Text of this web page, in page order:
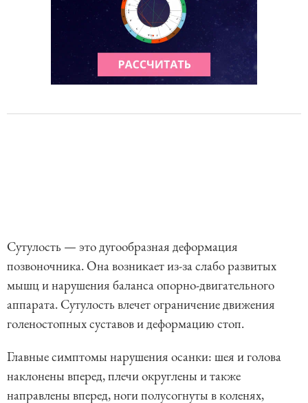
Сутулость — это дугообразная деформация
позвоночника. Она возникает из-за слабо развитых
мышц и нарушения баланса опорно-двигательного
аппарата. Сутулость влечет ограничение движения
голеностопных суставов и деформацию стоп.
Главные симптомы нарушения осанки: шея и голова
наклонены вперед, плечи округлены и также
направлены вперед, ноги полусогнуты в коленях,